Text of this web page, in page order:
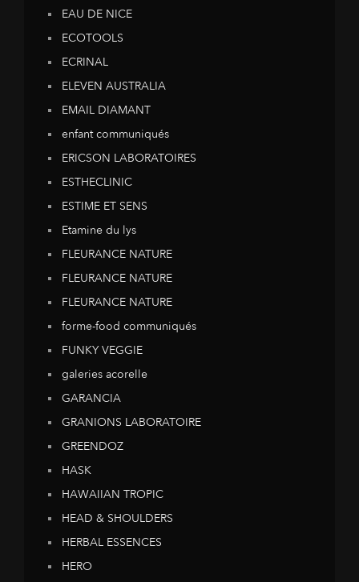
EAU DE NICE
ECOTOOLS
ECRINAL
ELEVEN AUSTRALIA
EMAIL DIAMANT
enfant communiqués
ERICSON LABORATOIRES
ESTHECLINIC
ESTIME ET SENS
Etamine du lys
FLEURANCE NATURE
FLEURANCE NATURE
FLEURANCE NATURE
forme-food communiqués
FUNKY VEGGIE
galeries acorelle
GARANCIA
GRANIONS LABORATOIRE
GREENDOZ
HASK
HAWAIIAN TROPIC
HEAD & SHOULDERS
HERBAL ESSENCES
HERO